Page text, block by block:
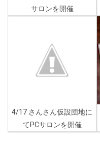
サロンを開催
4/17 さんさん仮設団地に
てPCサロンを開催